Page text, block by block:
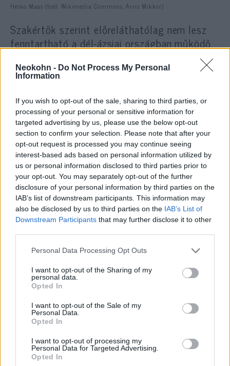
Neokohn - Do Not Process My Personal
Information
If you wish to opt-out of the sale, sharing to third parties, or
processing of your personal or sensitive information for
targeted advertising by us, please use the below opt-out
section to confirm your selection. Please note that after your
opt-out request is processed you may continue seeing
interest-based ads based on personal information utilized by
us or personal information disclosed to third parties prior to
your opt-out. You may separately opt-out of the further
disclosure of your personal information by third parties on the
IAB’s list of downstream participants. This information may
also be disclosed by us to third parties on the IAB’s List of
Downstream Participants that may further disclose it to other
Please note that this website/app uses one or more Google
not limited to your visit or usage behaviour. You may click to
grant or deny consent to Google and its third-party tags to
use your data for below specified purposes in below Google
consent section.
Personal Data Processing Opt Outs
I want to opt-out of the Sharing of my
personal data.
Opted In
I want to opt-out of the Sale of my
Personal Data.
Opted In
I want to opt-out of processing my
Personal Data for Targeted Advertising.
Opted In
Heiko Maas (fotó: Wikimedia Commons, Arno Mikkor)
Szakértők szerint előreláthatólag nem lesz
fenntartható a dél-ázsiai országban működő,
Resolute Support fedőnevű NATO-misszió a
gerincét adó amerikai kontingens légi- és
csapatszállítási kapacitása nélkül.
Ursula von der Leyen német védelmi miniszter
a februárban tartott müncheni nemzetközi
biztonságpolitikai konferencián (MSC) a
NATO afganisztáni küldetésével
kapcsolatban leszögezte: továbbra is
valamennyi misszió alapelve, hogy
„együtt vonultunk be és együtt
vonulunk ki”.
Németország 1300 katonával járul hozzá a
NATO afganisztáni missziójához, amelynek
célja az afgán biztonsági erők kiképzése.
Az Afganisztáni Újjáépítést Felügyelő
Szervezetnek (SIGAR) az év elején kiadott